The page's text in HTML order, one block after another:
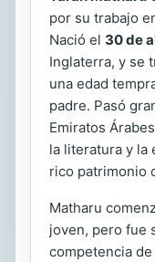
por su trabajo
Nació el 30 de
Inglaterra, y se
una edad
padre. Pasó
Emiratos
la literatura y la
rico patrimonio
Matharu
joven, pero fue
competencia